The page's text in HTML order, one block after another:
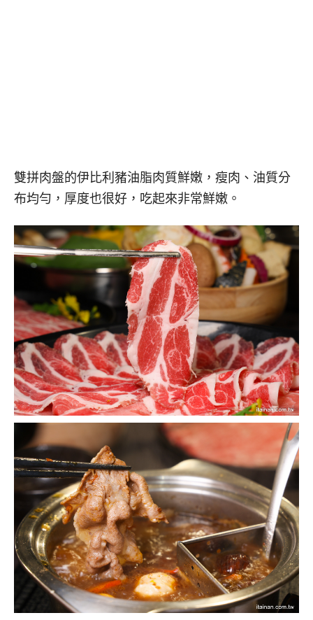
雙拼肉盤的伊比利豬油脂肉質鮮嫩，瘦肉、油質分
布均勻，厚度也很好，吃起來非常鮮嫩。